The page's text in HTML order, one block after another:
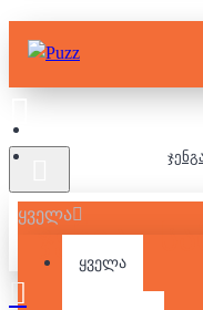
ყველა
ყველა
ᲯᲔᲜᲒᲐ -